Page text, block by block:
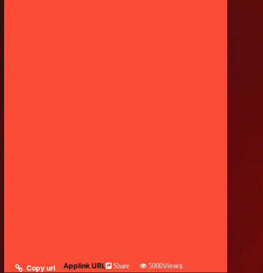
Copy url Applink URL Share 5000Views